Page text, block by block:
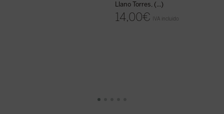
Llano Torres, (...)
14,00€ IVA incluido